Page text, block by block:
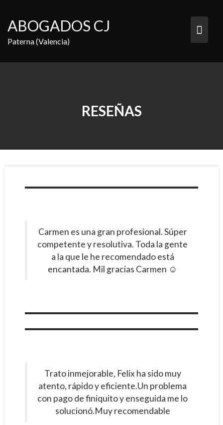
contenido
ABOGADOS CJ
Paterna (Valencia)
RESEÑAS
Carmen es una gran profesional. Súper
competente y resolutiva. Toda la gente
a la que le he recomendado está
encantada. Mil gracias Carmen ☺️
Trato inmejorable, Felix ha sido muy
atento, rápido y eficiente.Un problema
con pago de finiquito y enseguida me lo
solucionó.Muy recomendable